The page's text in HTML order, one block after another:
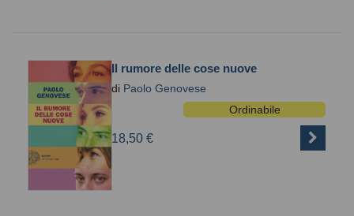
Il rumore delle cose nuove
di Paolo Genovese
Ordinabile
18,50 €